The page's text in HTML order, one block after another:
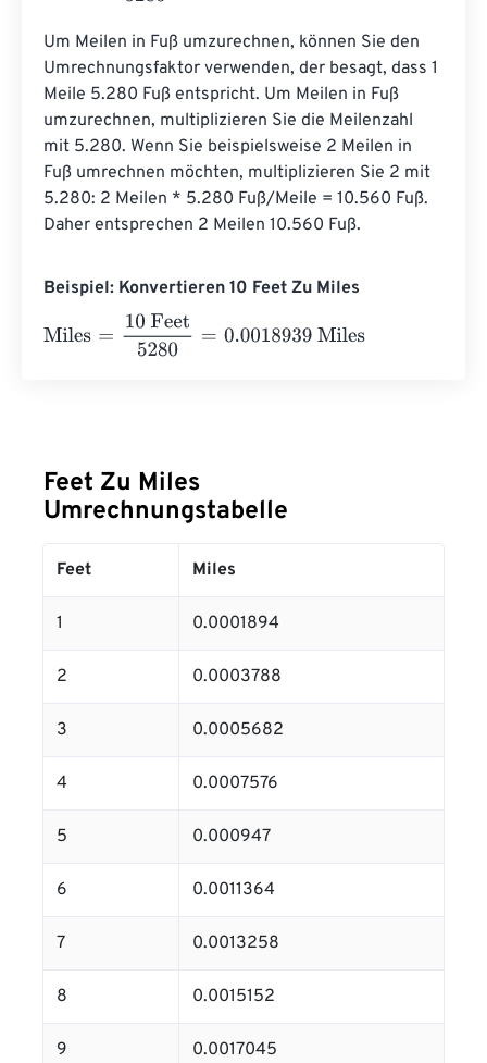
Um Meilen in Fuß umzurechnen, können Sie den
Umrechnungsfaktor verwenden, der besagt, dass 1
Meile 5.280 Fuß entspricht. Um Meilen in Fuß
umzurechnen, multiplizieren Sie die Meilenzahl
mit 5.280. Wenn Sie beispielsweise 2 Meilen in
Fuß umrechnen möchten, multiplizieren Sie 2 mit
5.280: 2 Meilen * 5.280 Fuß/Meile = 10.560 Fuß.
Daher entsprechen 2 Meilen 10.560 Fuß.
Beispiel: Konvertieren 10 Feet Zu Miles
Miles
10 Feet5280 0.0018939 Miles
Feet Zu Miles
Umrechnungstabelle
Feet Miles
1 0.0001894
2 0.0003788
3 0.0005682
4 0.0007576
5 0.000947
6 0.0011364
7 0.0013258
8 0.0015152
9 0.0017045